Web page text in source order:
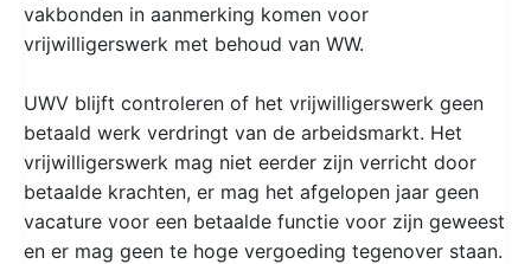
vakbonden in aanmerking komen voor
vrijwilligerswerk met behoud van WW.
UWV blijft controleren of het vrijwilligerswerk geen
betaald werk verdringt van de arbeidsmarkt. Het
vrijwilligerswerk mag niet eerder zijn verricht door
betaalde krachten, er mag het afgelopen jaar geen
vacature voor een betaalde functie voor zijn geweest
en er mag geen te hoge vergoeding tegenover staan.